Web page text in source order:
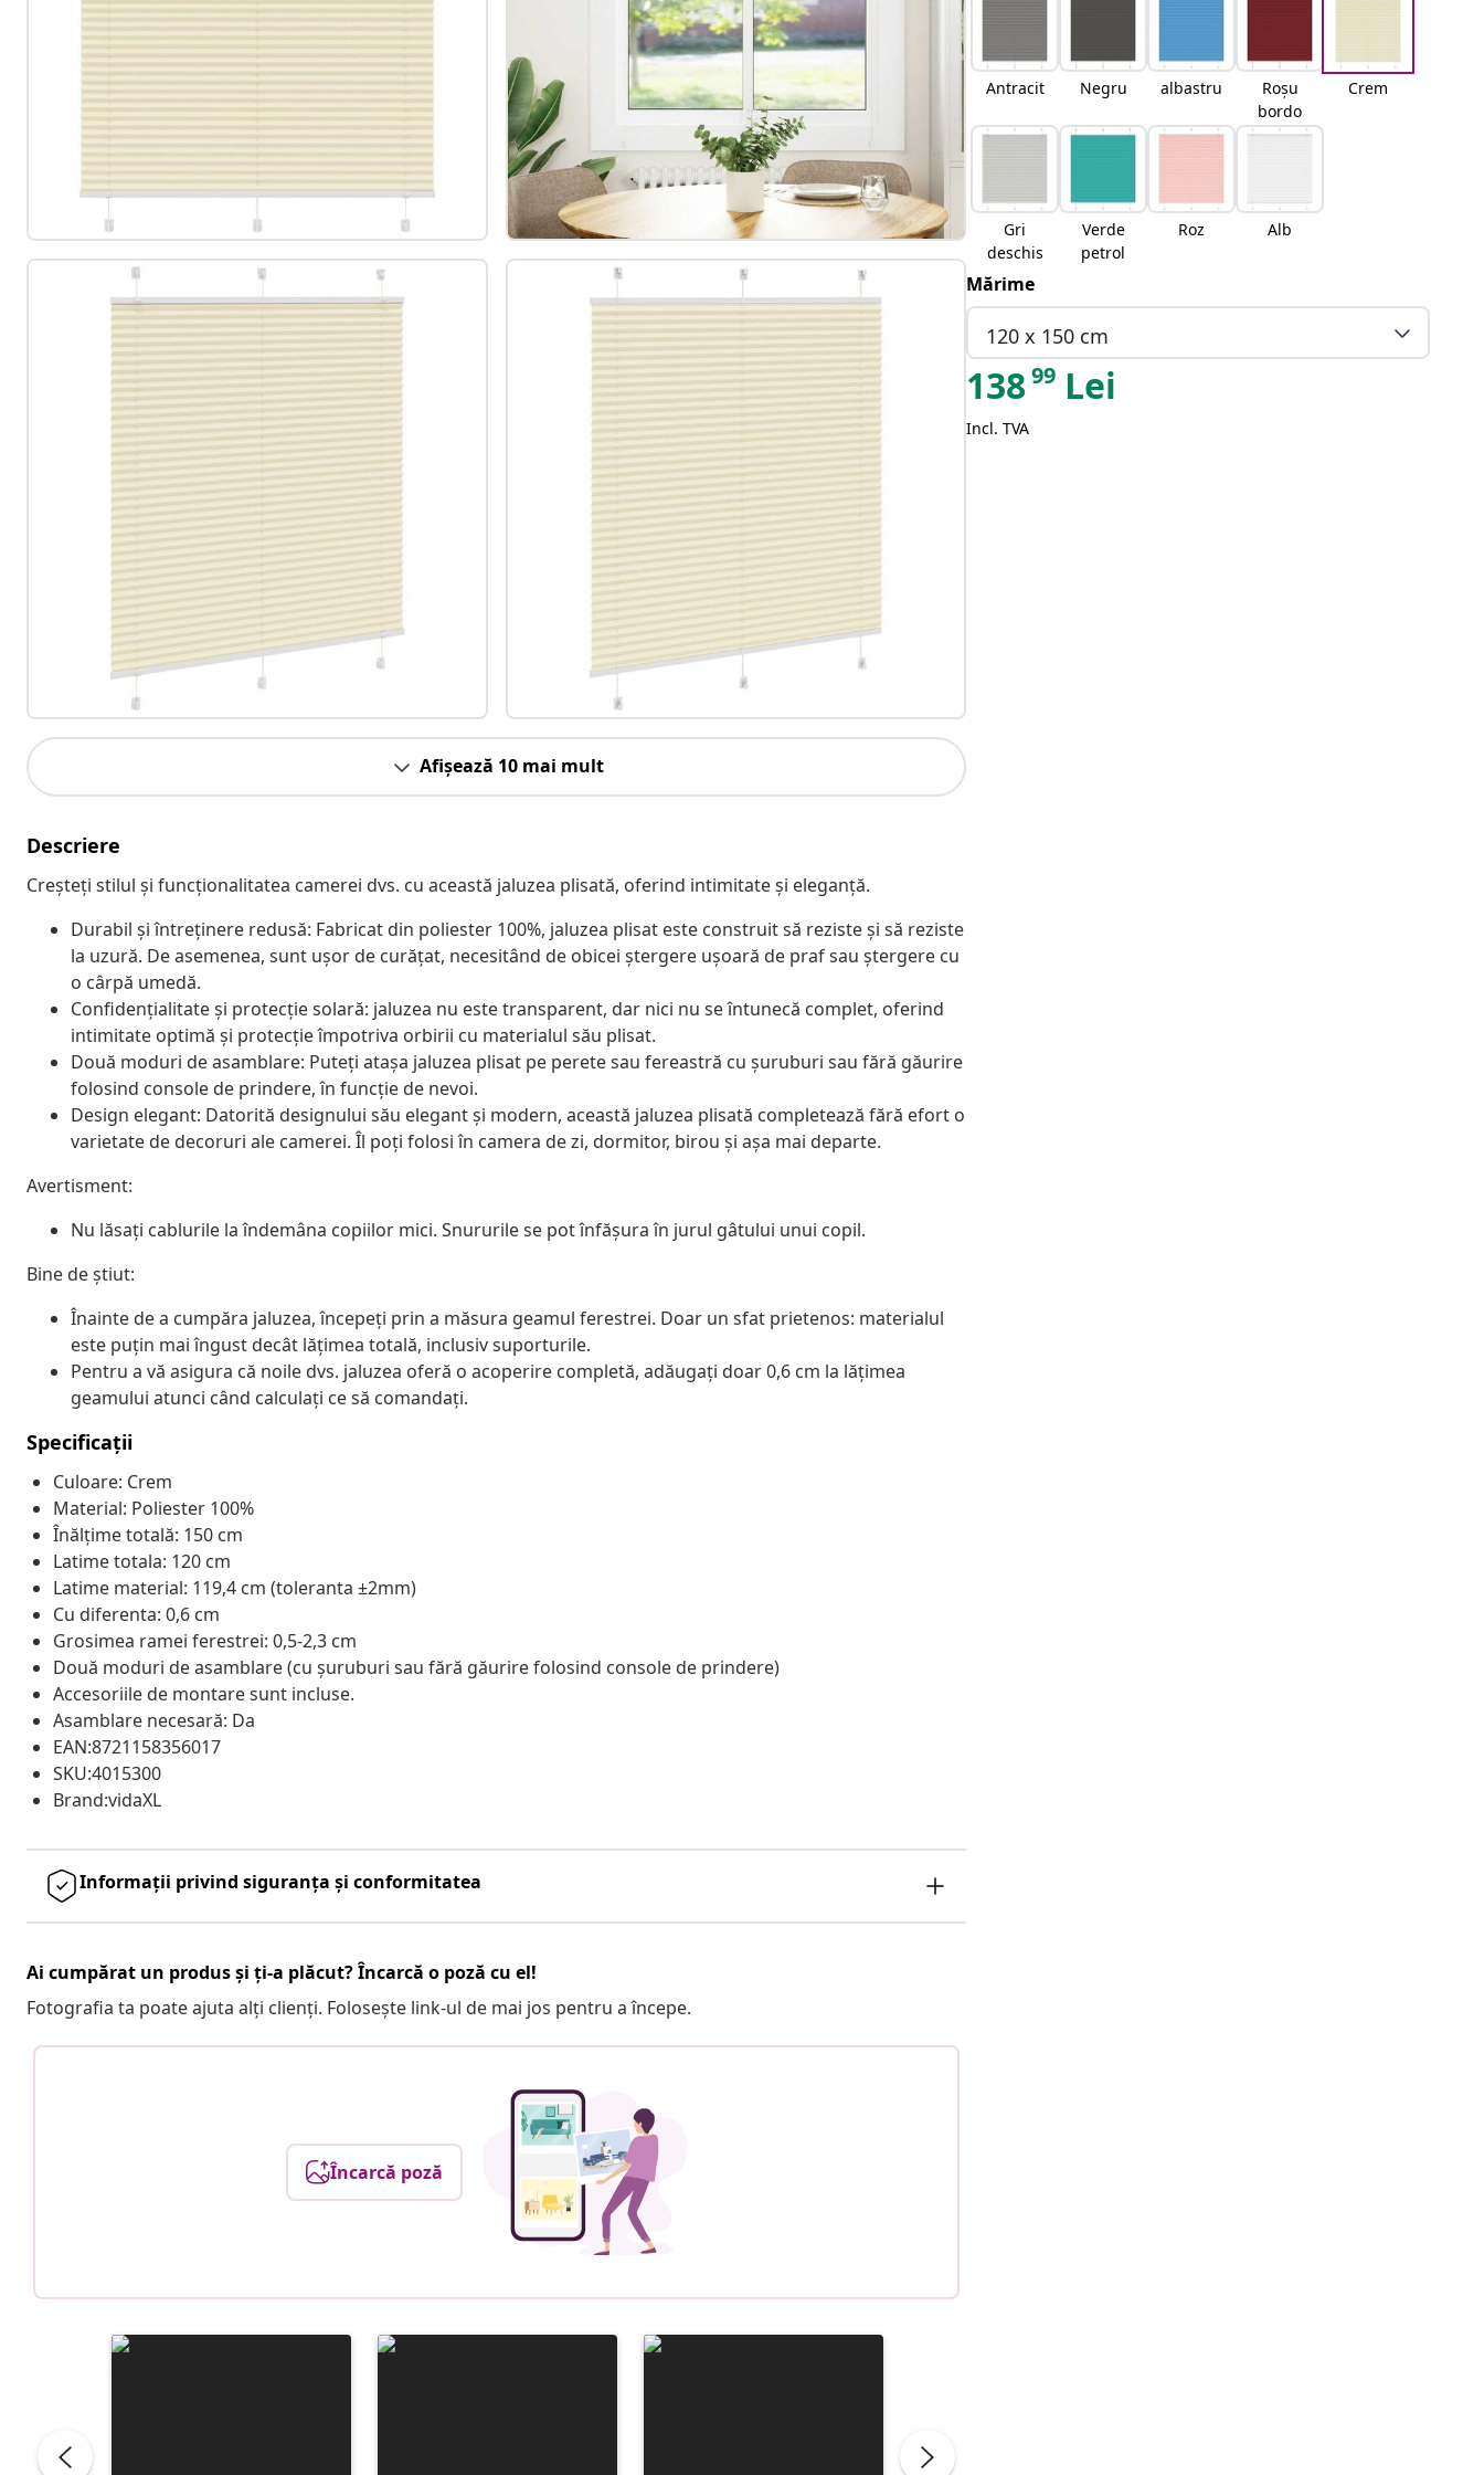
Afișează 10 mai mult
Descriere
Creșteți stilul și funcționalitatea camerei dvs. cu această jaluzea plisată, oferind intimitate și eleganță.
Durabil și întreținere redusă: Fabricat din poliester 100%, jaluzea plisat este construit să reziste și să reziste
la uzură. De asemenea, sunt ușor de curățat, necesitând de obicei ștergere ușoară de praf sau ștergere cu
o cârpă umedă.
Confidențialitate și protecție solară: jaluzea nu este transparent, dar nici nu se întunecă complet, oferind
intimitate optimă și protecție împotriva orbirii cu materialul său plisat.
Două moduri de asamblare: Puteți atașa jaluzea plisat pe perete sau fereastră cu șuruburi sau fără găurire
folosind console de prindere, în funcție de nevoi.
Design elegant: Datorită designului său elegant și modern, această jaluzea plisată completează fără efort o
varietate de decoruri ale camerei. Îl poți folosi în camera de zi, dormitor, birou și așa mai departe.
Avertisment:
Nu lăsați cablurile la îndemâna copiilor mici. Snururile se pot înfăşura în jurul gâtului unui copil.
Bine de știut:
Înainte de a cumpăra jaluzea, începeți prin a măsura geamul ferestrei. Doar un sfat prietenos: materialul
este puțin mai îngust decât lățimea totală, inclusiv suporturile.
Pentru a vă asigura că noile dvs. jaluzea oferă o acoperire completă, adăugați doar 0,6 cm la lățimea
geamului atunci când calculați ce să comandați.
Specificații
Culoare: Crem
Material: Poliester 100%
Înălțime totală: 150 cm
Latime totala: 120 cm
Latime material: 119,4 cm (toleranta ±2mm)
Cu diferenta: 0,6 cm
Grosimea ramei ferestrei: 0,5-2,3 cm
Două moduri de asamblare (cu șuruburi sau fără găurire folosind console de prindere)
Accesoriile de montare sunt incluse.
Asamblare necesară: Da
EAN:8721158356017
SKU:4015300
Brand:vidaXL
Informații privind siguranța și conformitatea
Ai cumpărat un produs și ți-a plăcut? Încarcă o poză cu el!
Fotografia ta poate ajuta alți clienți. Folosește link-ul de mai jos pentru a începe.
Încarcă poză
Antracit Negru albastru
Roșu
bordo
Crem
Gri
deschis
Verde
petrol
Roz Alb
Mărime
120 x 150 cm
13899 Lei
Incl. TVA